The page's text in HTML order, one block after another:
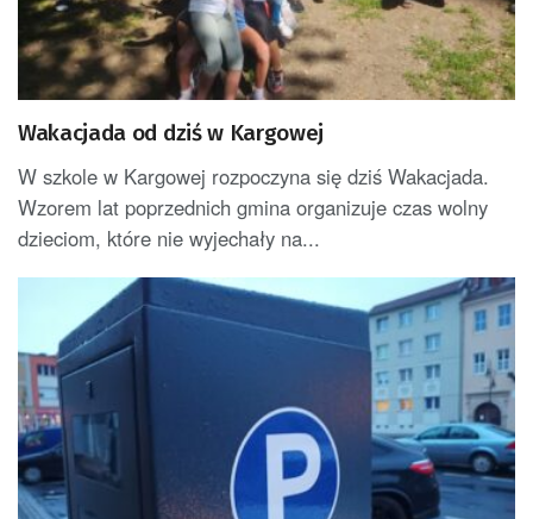
Wakacjada od dziś w Kargowej
W szkole w Kargowej rozpoczyna się dziś Wakacjada.
Wzorem lat poprzednich gmina organizuje czas wolny
dzieciom, które nie wyjechały na...